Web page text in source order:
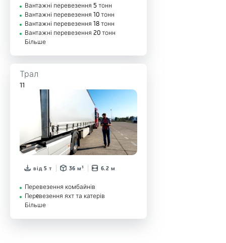
Вантажні перевезення 5 тонн
Вантажні перевезення 10 тонн
Вантажні перевезення 18 тонн
Вантажні перевезення 20 тонн
Більше
Трал
11
від 5 т 36 м³ 6.2 м
Перевезення комбайнів
Перeвезення яхт та катерів
Більше